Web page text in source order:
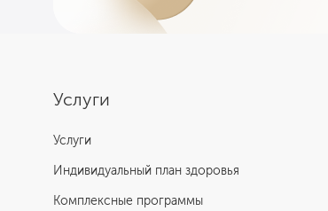
Услуги
Услуги
Индивидуальный план здоровья
Комплексные программы